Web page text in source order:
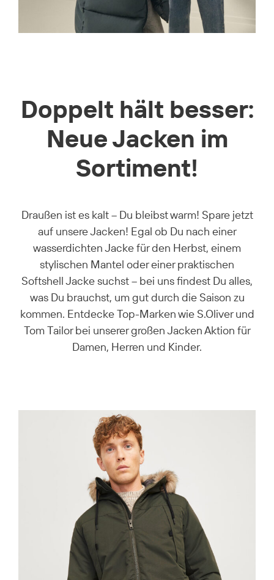
Doppelt hält besser:
Neue Jacken im
Sortiment!
Draußen ist es kalt – Du bleibst warm! Spare jetzt
auf unsere Jacken! Egal ob Du nach einer
wasserdichten Jacke für den Herbst, einem
stylischen Mantel oder einer praktischen
Softshell Jacke suchst – bei uns findest Du alles,
was Du brauchst, um gut durch die Saison zu
kommen. Entdecke Top-Marken wie S.Oliver und
Tom Tailor bei unserer großen Jacken Aktion für
Damen, Herren und Kinder.